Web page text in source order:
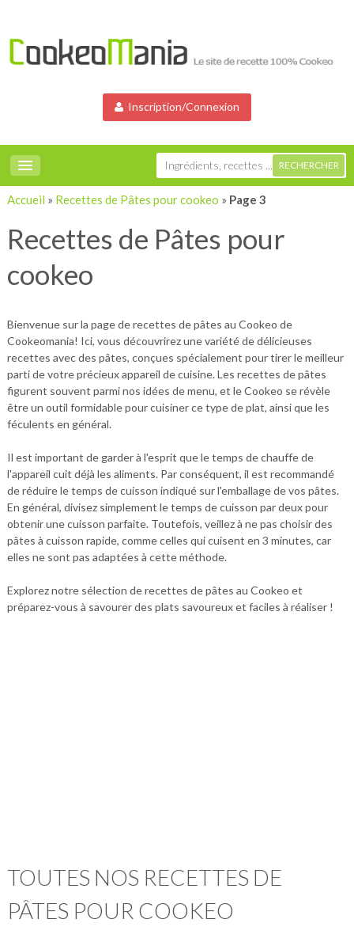
Inscription/Connexion
Accueil » Recettes de Pâtes pour cookeo » Page 3
Recettes de Pâtes pour
cookeo
Bienvenue sur la page de recettes de pâtes au Cookeo de
Cookeomania! Ici, vous découvrirez une variété de délicieuses
recettes avec des pâtes, conçues spécialement pour tirer le meilleur
parti de votre précieux appareil de cuisine. Les recettes de pâtes
figurent souvent parmi nos idées de menu, et le Cookeo se révèle
être un outil formidable pour cuisiner ce type de plat, ainsi que les
féculents en général.
Il est important de garder à l'esprit que le temps de chauffe de
l'appareil cuit déjà les aliments. Par conséquent, il est recommandé
de réduire le temps de cuisson indiqué sur l'emballage de vos pâtes.
En général, divisez simplement le temps de cuisson par deux pour
obtenir une cuisson parfaite. Toutefois, veillez à ne pas choisir des
pâtes à cuisson rapide, comme celles qui cuisent en 3 minutes, car
elles ne sont pas adaptées à cette méthode.
Explorez notre sélection de recettes de pâtes au Cookeo et
préparez-vous à savourer des plats savoureux et faciles à réaliser !
TOUTES NOS RECETTES DE
PÂTES POUR COOKEO